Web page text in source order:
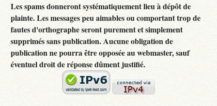
Les spams donneront systématiquement lieu à dépôt de
plainte. Les messages peu aimables ou comportant trop de
fautes d'orthographe seront purement et simplement
supprimés sans publication. Aucune obligation de
publication ne pourra être opposée au webmaster, sauf
éventuel droit de réponse dûment justifié.